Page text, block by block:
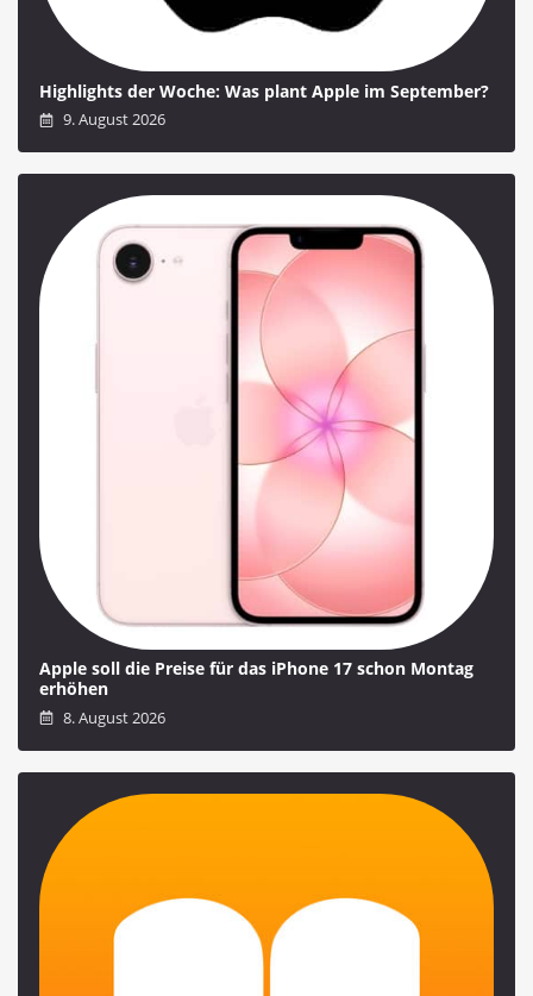
Highlights der Woche: Was plant Apple im September?
9. August 2026
Apple soll die Preise für das iPhone 17 schon Montag
erhöhen
8. August 2026